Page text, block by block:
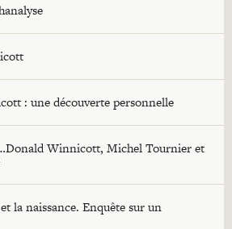
: une découverte personnelle
Winnicott, Michel Tournier et
la naissance. Enquête sur un